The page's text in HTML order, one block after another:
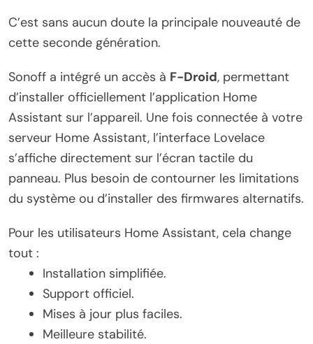
C’est sans aucun doute la principale nouveauté de
cette seconde génération.
Sonoff a intégré un accès à F-Droid, permettant
d’installer officiellement l’application Home
Assistant sur l’appareil. Une fois connectée à votre
serveur Home Assistant, l’interface Lovelace
s’affiche directement sur l’écran tactile du
panneau. Plus besoin de contourner les limitations
du système ou d’installer des firmwares alternatifs.
Pour les utilisateurs Home Assistant, cela change
tout :
Installation simplifiée.
Support officiel.
Mises à jour plus faciles.
Meilleure stabilité.